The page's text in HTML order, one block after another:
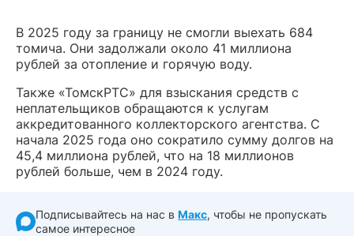
В 2025 году за границу не смогли выехать 684
томича. Они задолжали около 41 миллиона
рублей за отопление и горячую воду.
Также «ТомскРТС» для взыскания средств с
неплательщиков обращаются к услугам
аккредитованного коллекторского агентства. С
начала 2025 года оно сократило сумму долгов на
45,4 миллиона рублей, что на 18 миллионов
рублей больше, чем в 2024 году.
Подписывайтесь на нас в Макс, чтобы не пропускать
самое интересное